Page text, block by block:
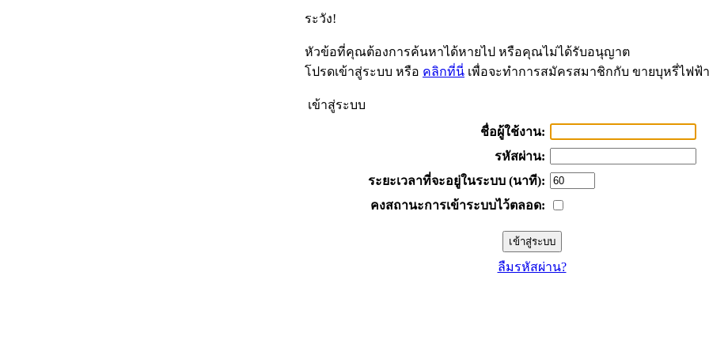
ระวัง!
หัวข้อที่คุณต้องการค้นหาได้หายไป หรือคุณไม่ได้รับอนุญาต
โปรดเข้าสู่ระบบ หรือ คลิกที่นี่ เพื่อจะทำการสมัครสมาชิกกับ ขายบุหรี่ไฟฟ้
เข้าสู่ระบบ
ชื่อผู้ใช้งาน:
รหัสผ่าน:
ระยะเวลาที่จะอยู่ในระบบ (นาที):
คงสถานะการเข้าระบบไว้ตลอด:
ลืมรหัสผ่าน?